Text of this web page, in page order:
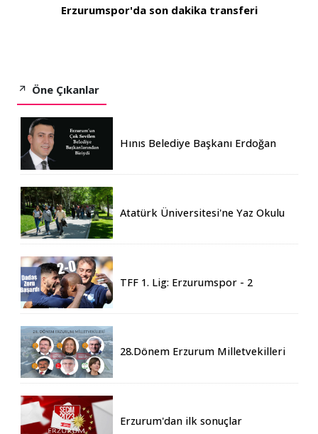
Erzurumspor'da son dakika transferi
Öne Çıkanlar
Hınıs Belediye Başkanı Erdoğan
Atatürk Üniversitesi'ne Yaz Okulu
TFF 1. Lig: Erzurumspor - 2
28.Dönem Erzurum Milletvekilleri
Erzurum'dan ilk sonuçlar